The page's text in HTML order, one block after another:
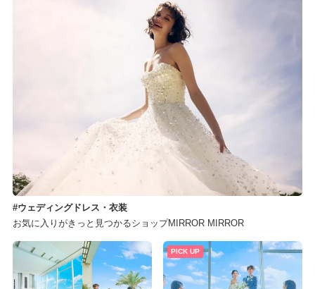
ウェディングドレス・衣装
お気に入りがきっと見つかるショップMIRROR MIRROR
PICK UP